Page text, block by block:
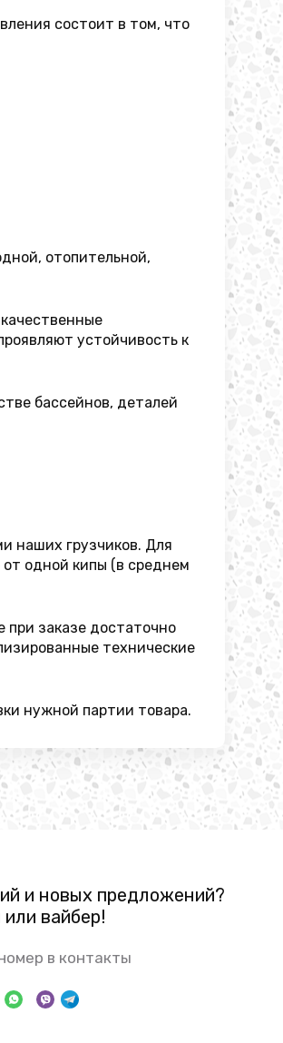
состоит в том, что
отопительной,
устойчивость к
бассейнов, деталей
наших грузчиков. Для
одной кипы (в среднем
при заказе достаточно
технические
нужной партии товара.
и новых предложений?
вайбер!
в контакты